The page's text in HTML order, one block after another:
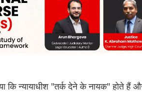
कि न्यायाधीश "तर्क देने के नायक" होते हैं